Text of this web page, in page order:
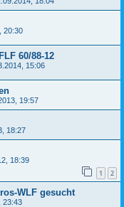
20:30
60/88-12
15:06
19:57
18:27
18:39
1 2
WLF gesucht
23:43